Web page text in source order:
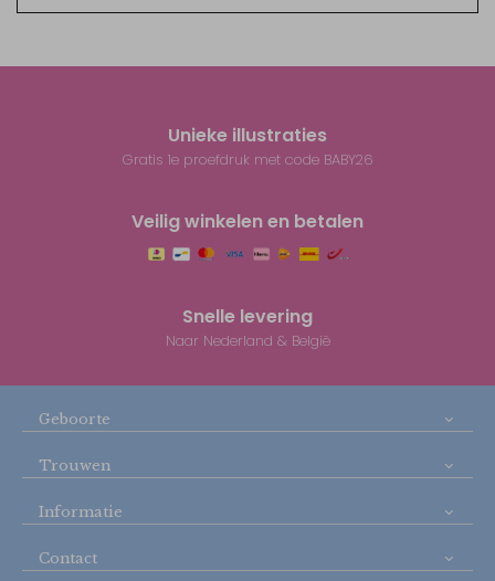
Unieke illustraties
Gratis 1e proefdruk met code BABY26
Veilig winkelen en betalen
Snelle levering
Naar Nederland & België
Geboorte
Trouwen
Informatie
Contact